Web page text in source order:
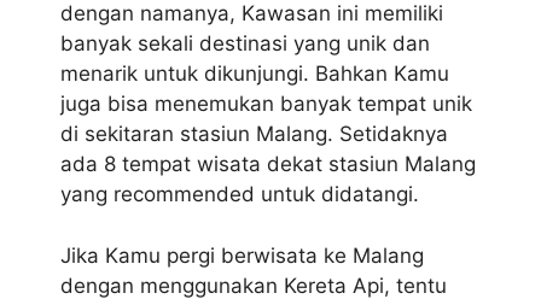
dengan namanya, Kawasan ini memiliki
banyak sekali destinasi yang unik dan
menarik untuk dikunjungi. Bahkan Kamu
juga bisa menemukan banyak tempat unik
di sekitaran stasiun Malang. Setidaknya
ada 8 tempat wisata dekat stasiun Malang
yang recommended untuk didatangi.
Jika Kamu pergi berwisata ke Malang
dengan menggunakan Kereta Api, tentu